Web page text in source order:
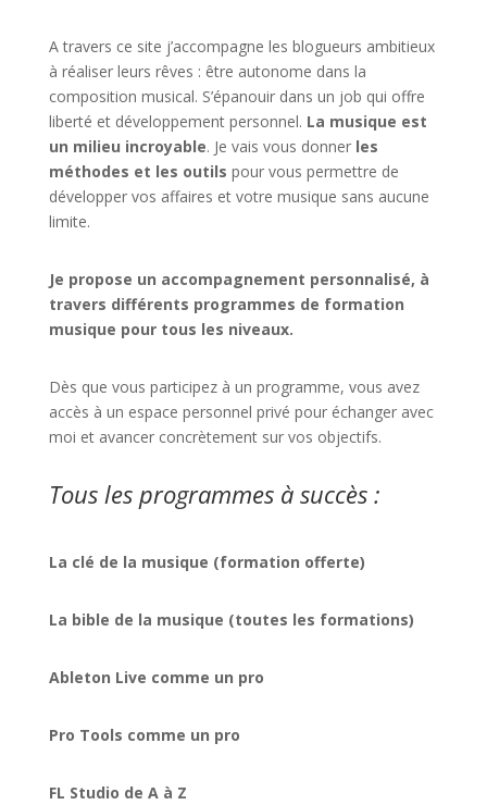
A travers ce site j’accompagne les blogueurs ambitieux
à réaliser leurs rêves : être autonome dans la
composition musical. S’épanouir dans un job qui offre
liberté et développement personnel. La musique est
un milieu incroyable. Je vais vous donner les
méthodes et les outils pour vous permettre de
développer vos affaires et votre musique sans aucune
limite.
Je propose un accompagnement personnalisé, à
travers différents programmes de formation
musique pour tous les niveaux.
Dès que vous participez à un programme, vous avez
accès à un espace personnel privé pour échanger avec
moi et avancer concrètement sur vos objectifs.
Tous les programmes à succès :
La clé de la musique (formation offerte)
La bible de la musique (toutes les formations)
Ableton Live comme un pro
Pro Tools comme un pro
FL Studio de A à Z